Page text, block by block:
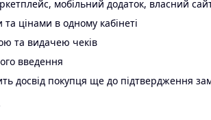
мобільний додаток, власний
цінами в одному кабінеті
та видачею чеків
введення
досвід покупця ще до підтвердження